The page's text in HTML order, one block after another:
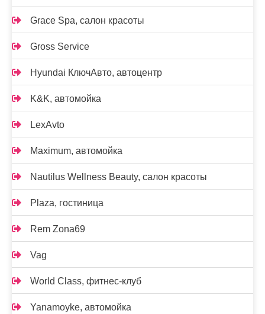
Grace Spa, салон красоты
Gross Service
Hyundai КлючАвто, автоцентр
K&K, автомойка
LexAvto
Maximum, автомойка
Nautilus Wellness Beauty, салон красоты
Plaza, гостиница
Rem Zona69
Vag
World Class, фитнес-клуб
Yanamoyke, автомойка